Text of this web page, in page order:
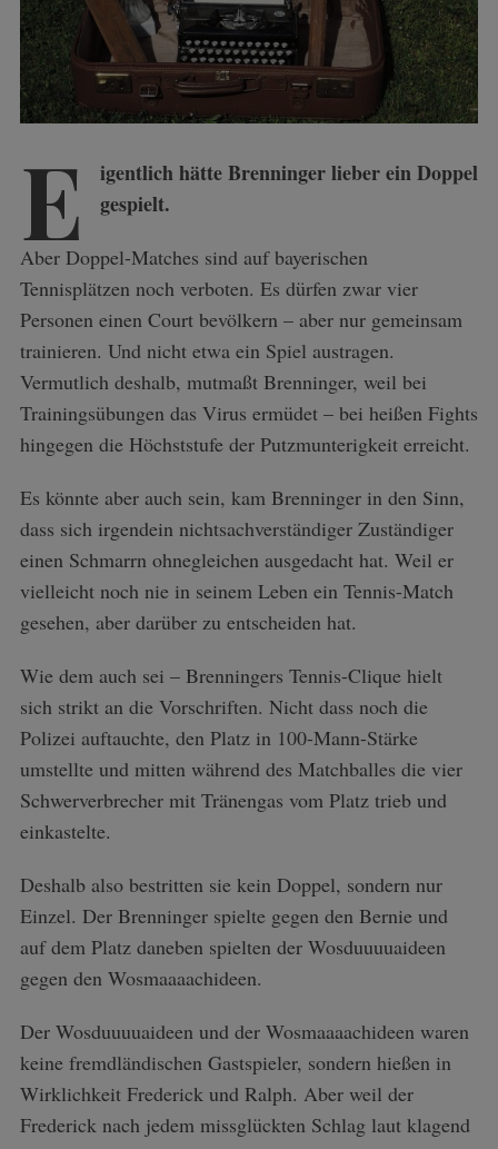
E
igentlich hätte Brenninger lieber ein Doppel
gespielt.
Aber Doppel-Matches sind auf bayerischen
Tennisplätzen noch verboten. Es dürfen zwar vier
Personen einen Court bevölkern – aber nur gemeinsam
trainieren. Und nicht etwa ein Spiel austragen.
Vermutlich deshalb, mutmaßt Brenninger, weil bei
Trainingsübungen das Virus ermüdet – bei heißen Fights
hingegen die Höchststufe der Putzmunterigkeit erreicht.
Es könnte aber auch sein, kam Brenninger in den Sinn,
dass sich irgendein nichtsachverständiger Zuständiger
einen Schmarrn ohnegleichen ausgedacht hat. Weil er
vielleicht noch nie in seinem Leben ein Tennis-Match
gesehen, aber darüber zu entscheiden hat.
Wie dem auch sei – Brenningers Tennis-Clique hielt
sich strikt an die Vorschriften. Nicht dass noch die
Polizei auftauchte, den Platz in 100-Mann-Stärke
umstellte und mitten während des Matchballes die vier
Schwerverbrecher mit Tränengas vom Platz trieb und
einkastelte.
Deshalb also bestritten sie kein Doppel, sondern nur
Einzel. Der Brenninger spielte gegen den Bernie und
auf dem Platz daneben spielten der Wosduuuuaideen
gegen den Wosmaaaachideen.
Der Wosduuuuaideen und der Wosmaaaachideen waren
keine fremdländischen Gastspieler, sondern hießen in
Wirklichkeit Frederick und Ralph. Aber weil der
Frederick nach jedem missglückten Schlag laut klagend